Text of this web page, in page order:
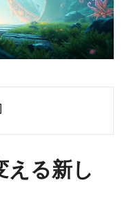
える新し